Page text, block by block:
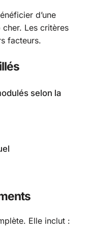
d’une
Les critères
facteurs.
selon la
Elle inclut :